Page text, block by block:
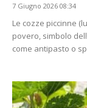
7 Giugno 2026 08:34
Le cozze piccinne
povero, simbolo
come antipasto o